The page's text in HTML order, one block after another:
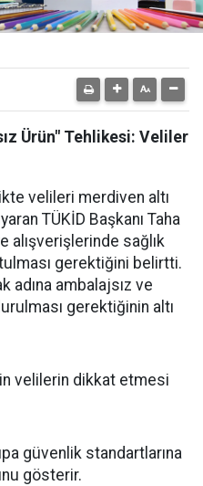
Ürün" Tehlikesi: Veliler
velileri merdiven altı
TÜKİD Başkanı Taha
alışverişlerinde sağlık
gerektiğini belirtti.
adına ambalajsız ve
gerektiğinin altı
velilerin dikkat etmesi
güvenlik standartlarına
gösterir.